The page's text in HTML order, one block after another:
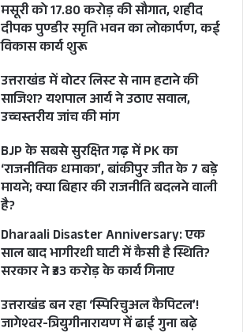
मसूरी को 17.80 करोड़ की सौगात, शहीद
दीपक पुण्डीर स्मृति भवन का लोकार्पण, कई
विकास कार्य शुरू
उत्तराखंड में वोटर लिस्ट से नाम हटाने की
साजिश? यशपाल आर्य ने उठाए सवाल,
उच्चस्तरीय जांच की मांग
BJP के सबसे सुरक्षित गढ़ में PK का
‘राजनीतिक धमाका’, बांकीपुर जीत के 7 बड़े
मायने; क्या बिहार की राजनीति बदलने वाली
है?
Dharaali Disaster Anniversary: एक
साल बाद भागीरथी घाटी में कैसी है स्थिति?
सरकार ने ₹33 करोड़ के कार्य गिनाए
उत्तराखंड बन रहा ‘स्पिरिचुअल कैपिटल’!
जागेश्वर-त्रियुगीनारायण में ढाई गुना बढ़े